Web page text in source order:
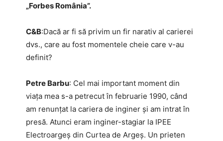
„Forbes România”.
C&B:​Dacă ar fi să privim un fir narativ al carierei
dvs., care au fost momentele cheie care v-au
definit?
Petre Barbu: Cel mai important moment din
viața mea s-a petrecut în februarie 1990, când
am renunțat la cariera de inginer și am intrat în
presă. Atunci eram inginer-stagiar la IPEE
Electroargeș din Curtea de Argeș. Un prieten